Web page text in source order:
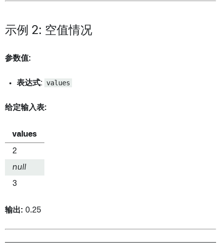
示例 2: 空值情况
参数值:
表达式: values
给定输入表:
values
2
null
3
输出: 0.25